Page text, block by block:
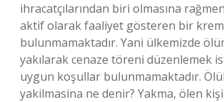
ihracatçılarından biri olmasına
aktif olarak faaliyet gösteren bir
bulunmamaktadır. Yani ülkemizde
yakılarak cenaze töreni düzenlemek
uygun koşullar bulunmamaktadır.
yakilmasina ne denir? Yakma, ölen